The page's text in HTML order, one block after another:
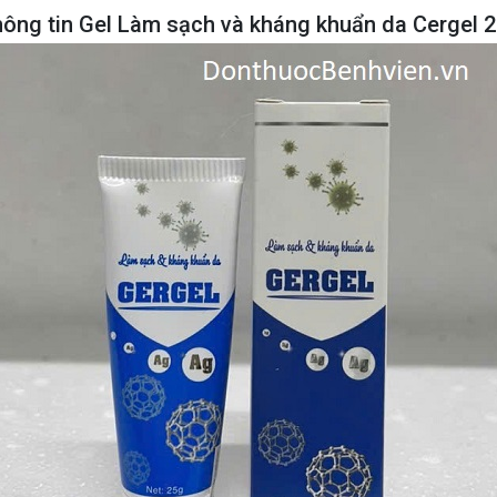
tin Gel Làm sạch và kháng khuẩn da Cergel